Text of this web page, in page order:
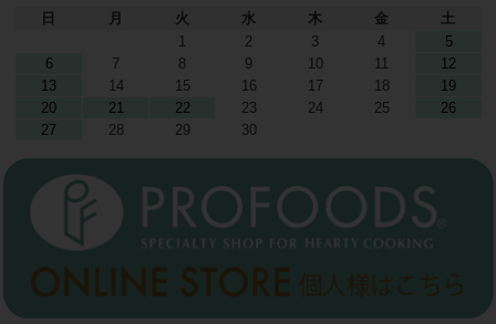
日
月 火 水 木 金
土
1
2 3 4
5
6
7 8 9 10 11
12
13
14 15 16 17 18
19
20
21 22 23 24 25
26
27
28 29 30